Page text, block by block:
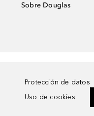
Sobre Douglas
Protección de datos
Uso de cookies